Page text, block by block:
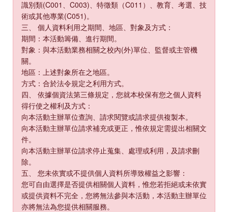
識別類(C001、C003)、特徵類（C011）、教育、考選、技
術或其他專業(C051)。
三、 個人資料利用之期間、地區、對象及方式：
期間：本活動籌備、進行期間。
對象：與本活動業務相關之校內(外)單位、監督或主管機
關。
地區：上述對象所在之地區。
方式：合於法令規定之利用方式。
四、 依據個資法第三條規定，您就本校保有您之個人資料
得行使之權利及方式：
向本活動主辦單位查詢、請求閱覽或請求提供複製本。
向本活動主辦單位請求補充或更正，惟依規定需提出相關文
件。
向本活動主辦單位請求停止蒐集、處理或利用，及請求刪
除。
五、 您未依實或不提供個人資料所導致權益之影響：
您可自由選擇是否提供相關個人資料，惟您若拒絕或未依實
或提供資料不完全，您將無法參與本活動，本活動主辦單位
亦將無法為您提供相關服務。